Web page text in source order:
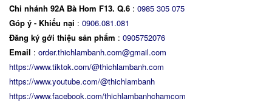
Chi nhánh 92A Bà Hom F13. Q.6 : 0985 305 075
Góp ý - Khiếu nại : 0906.081.081
Đăng ký gới thiệu sản phẩm : 0905752076
Email : order.thichlambanh.com@gmail.com
https://www.tiktok.com/@thichlambanh.com
https://www.youtube.com/@thichlambanh
https://www.facebook.com/thichlambanhchamcom